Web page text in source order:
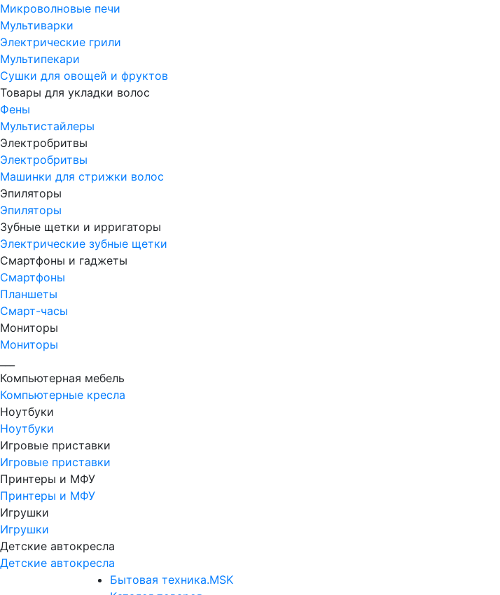
Микроволновые печи
Мультиварки
Электрические грили
Мультипекари
Сушки для овощей и фруктов
Товары для укладки волос
Фены
Мультистайлеры
Электробритвы
Электробритвы
Машинки для стрижки волос
Эпиляторы
Эпиляторы
Зубные щетки и ирригаторы
Электрические зубные щетки
Смартфоны и гаджеты
Смартфоны
Планшеты
Смарт-часы
Мониторы
Мониторы
Компьютерная мебель
Компьютерные кресла
Ноутбуки
Ноутбуки
Игровые приставки
Игровые приставки
Принтеры и МФУ
Принтеры и МФУ
Игрушки
Игрушки
Детские автокресла
Детские автокресла
Бытовая техника.MSK